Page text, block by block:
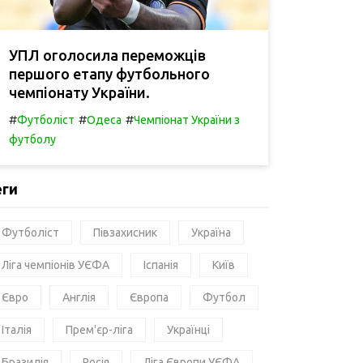
УПЛ оголосила переможців
першого етапу футбольного
чемпіонату України.
#Футболіст #Одеса #Чемпіонат України з
футболу
Футболіст Півзахисник Україна
Ліга чемпіонів УЄФА Іспанія Київ
Євро Англія Європа Футбол
Італія Прем'єр-ліга Українці